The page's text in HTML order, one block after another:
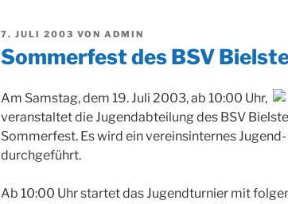
VERÖFFENTLICHT
7. JULI 2003 VON ADMIN
Sommerfest des BSV
Am Samstag, dem 19. Juli 2003, ab 10:00 Uhr,
veranstaltet die Jugendabteilung des BSV
Sommerfest. Es wird ein vereinsinternes
durchgeführt.
Ab 10:00 Uhr startet das Jugendturnier mit